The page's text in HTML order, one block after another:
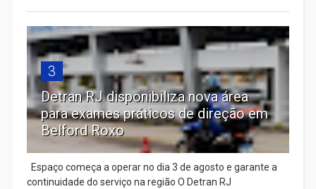
3
Detran RJ disponibiliza nova área
para exames práticos de direção em
Belford Roxo
Espaço começa a operar no dia 3 de agosto e garante a
continuidade do serviço na região O Detran RJ